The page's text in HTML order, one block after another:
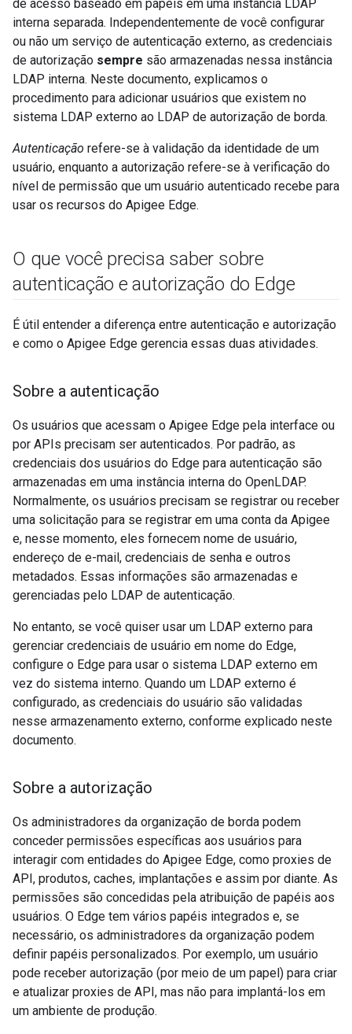
de acesso baseado em papéis em uma instância LDAP
interna separada. Independentemente de você configurar
ou não um serviço de autenticação externo, as credenciais
de autorização sempre são armazenadas nessa instância
LDAP interna. Neste documento, explicamos o
procedimento para adicionar usuários que existem no
sistema LDAP externo ao LDAP de autorização de borda.
Autenticação refere-se à validação da identidade de um
usuário, enquanto a autorização refere-se à verificação do
nível de permissão que um usuário autenticado recebe para
usar os recursos do Apigee Edge.
O que você precisa saber sobre
autenticação e autorização do Edge
É útil entender a diferença entre autenticação e autorização
e como o Apigee Edge gerencia essas duas atividades.
Sobre a autenticação
Os usuários que acessam o Apigee Edge pela interface ou
por APIs precisam ser autenticados. Por padrão, as
credenciais dos usuários do Edge para autenticação são
armazenadas em uma instância interna do OpenLDAP.
Normalmente, os usuários precisam se registrar ou receber
uma solicitação para se registrar em uma conta da Apigee
e, nesse momento, eles fornecem nome de usuário,
endereço de e-mail, credenciais de senha e outros
metadados. Essas informações são armazenadas e
gerenciadas pelo LDAP de autenticação.
No entanto, se você quiser usar um LDAP externo para
gerenciar credenciais de usuário em nome do Edge,
configure o Edge para usar o sistema LDAP externo em
vez do sistema interno. Quando um LDAP externo é
configurado, as credenciais do usuário são validadas
nesse armazenamento externo, conforme explicado neste
documento.
Sobre a autorização
Os administradores da organização de borda podem
conceder permissões específicas aos usuários para
interagir com entidades do Apigee Edge, como proxies de
API, produtos, caches, implantações e assim por diante. As
permissões são concedidas pela atribuição de papéis aos
usuários. O Edge tem vários papéis integrados e, se
necessário, os administradores da organização podem
definir papéis personalizados. Por exemplo, um usuário
pode receber autorização (por meio de um papel) para criar
e atualizar proxies de API, mas não para implantá-los em
um ambiente de produção.